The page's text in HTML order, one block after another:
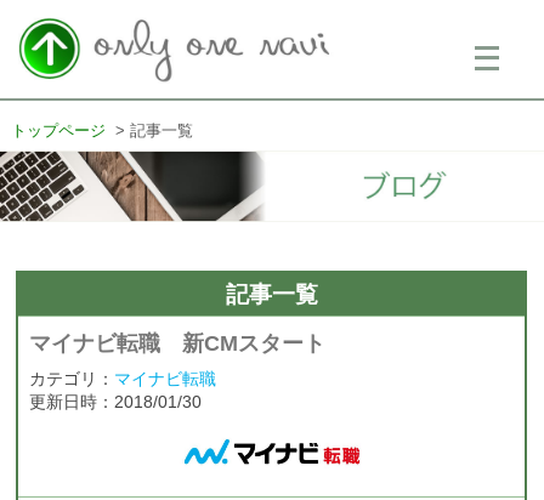
メ
ニ
ー
トップページ 記事一覧
記事一覧
マイナビ転職 新CMスタート
カテゴリ： マイナビ転職
更新日時：2018/01/30